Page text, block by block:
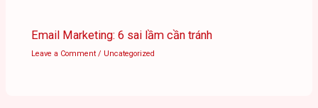
Email Marketing: 6 sai lầm cần tránh
Leave a Comment / Uncategorized